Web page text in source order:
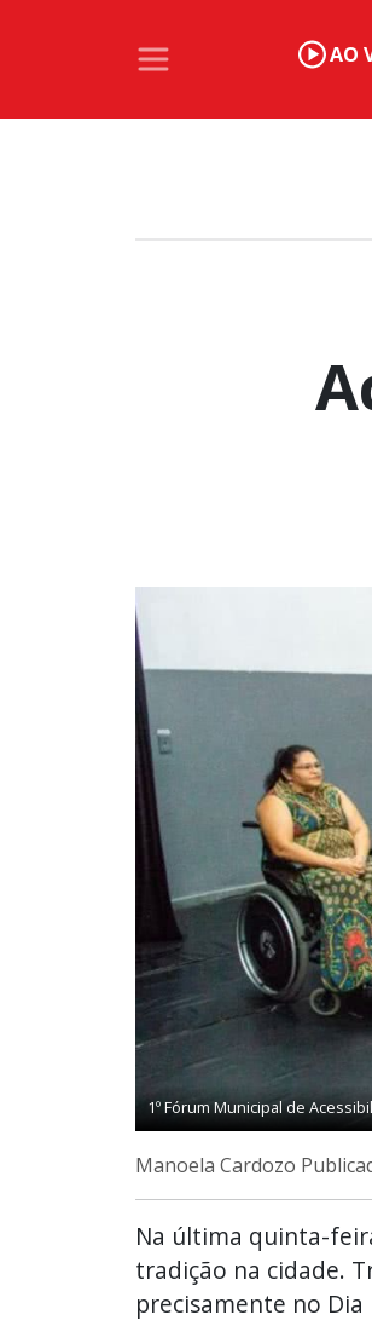
AO
1º Fórum Municipal de
Manoela Cardozo
Na última quinta-
tradição na cidade.
precisamente no Dia